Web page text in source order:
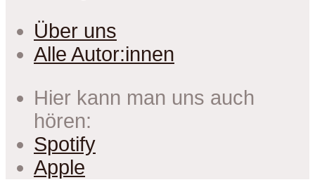
Über uns
Alle Autor:innen
Hier kann man uns auch
hören:
Spotify
Apple